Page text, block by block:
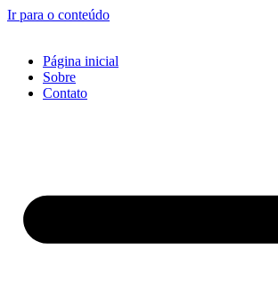
Ir para o conteúdo
Página inicial
Sobre
Contato